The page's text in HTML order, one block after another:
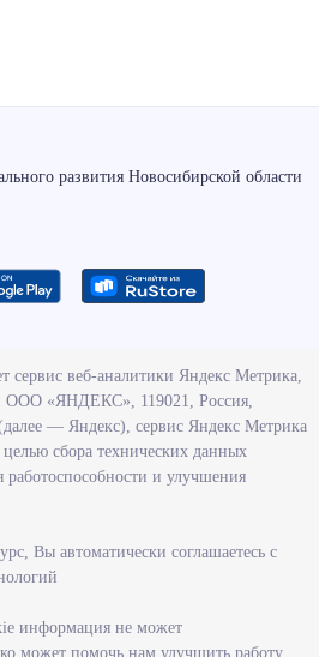
развития Новосибирской области
и социального развития
министерства
реализуемые министерством
министерству
гражданскую службу
сервис веб-аналитики Яндекс Метрика,
ООО «ЯНДЕКС», 119021, Россия,
— Яндекс), сервис Яндекс Метрика
сбора технических данных
работоспособности и улучшения
Вы автоматически соглашаетесь с
информация не может
может помочь нам улучшить работу